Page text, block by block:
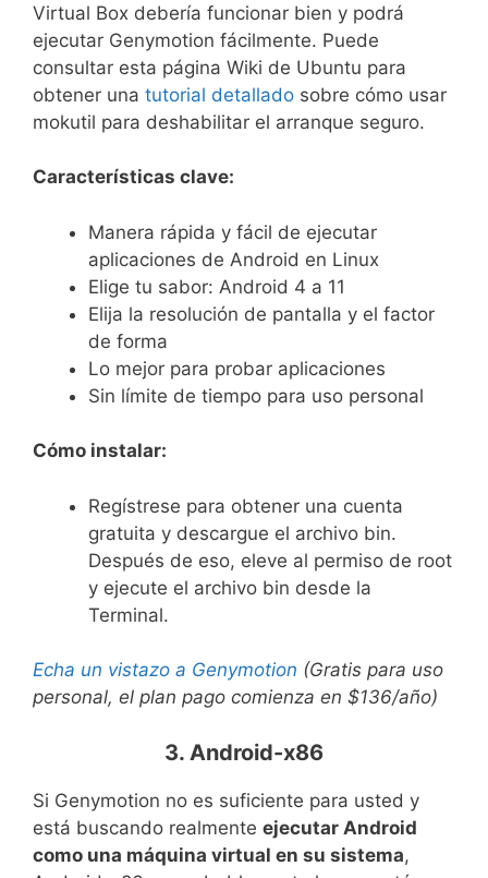
Virtual Box debería funcionar bien y podrá
ejecutar Genymotion fácilmente. Puede
consultar esta página Wiki de Ubuntu para
obtener una tutorial detallado sobre cómo usar
mokutil para deshabilitar el arranque seguro.
Características clave:
Manera rápida y fácil de ejecutar
aplicaciones de Android en Linux
Elige tu sabor: Android 4 a 11
Elija la resolución de pantalla y el factor
de forma
Lo mejor para probar aplicaciones
Sin límite de tiempo para uso personal
Cómo instalar:
Regístrese para obtener una cuenta
gratuita y descargue el archivo bin.
Después de eso, eleve al permiso de root
y ejecute el archivo bin desde la
Terminal.
Echa un vistazo a Genymotion (Gratis para uso
personal, el plan pago comienza en $136/año)
3. Android-x86
Si Genymotion no es suficiente para usted y
está buscando realmente ejecutar Android
como una máquina virtual en su sistema,